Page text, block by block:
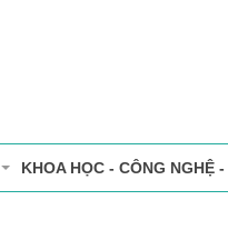
KHOA HỌC - CÔNG NGHỆ